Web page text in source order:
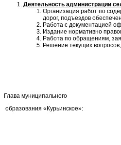
Деятельность администрации
Организация работ по
дорог, подъездов
Работа с документацией
Издание нормативно
Работа по обращениям,
Решение текущих
Глава муниципального
образования